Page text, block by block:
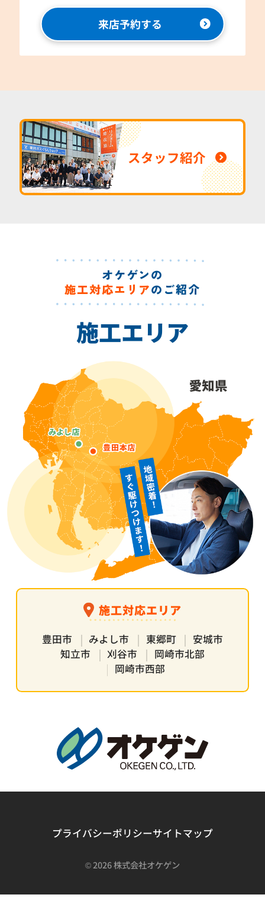
来店予約する
スタッフ紹介
オケゲンの
施工対応エリアのご紹介
施工エリア
施工対応エリア
豊田市 みよし市 東郷町
安城市
知立市
刈谷市
岡崎市北部
岡崎市西部
プライバシーポリシーサイトマップ
©2026 株式会社オケゲン